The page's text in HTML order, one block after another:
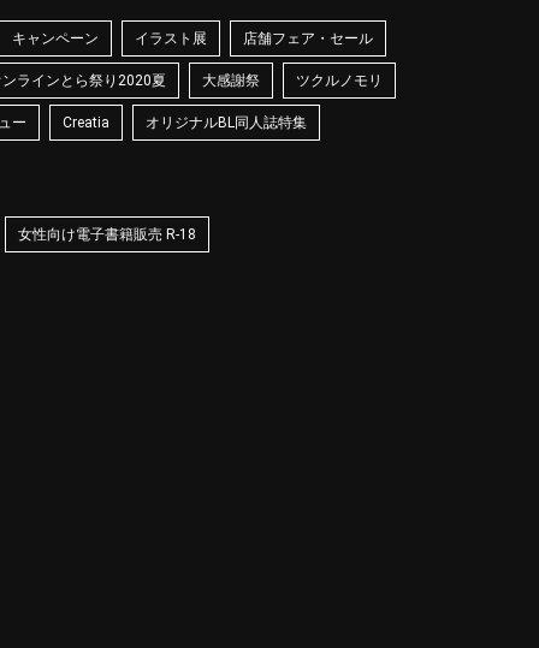
キャンペーン イラスト展 店舗フェア・セール
ラインとら祭り2020夏 大感謝祭 ツクルノモリ
ー Creatia オリジナルBL同人誌特集
女性向け電子書籍販売 R-18